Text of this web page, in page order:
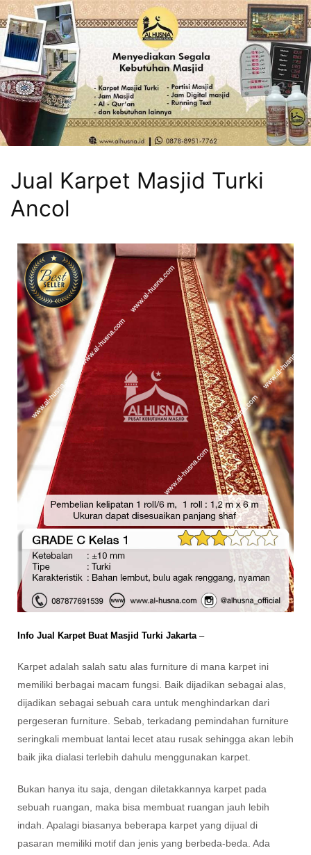
Jual Karpet Masjid Turki
Ancol
Info Jual Karpet Buat Masjid Turki Jakarta–
Karpet adalah salah satu alas furniture di mana karpet ini
memiliki berbagai macam fungsi. Baik dijadikan sebagai alas,
dijadikan sebagai sebuah cara untuk menghindarkan dari
pergeseran furniture. Sebab, terkadang pemindahan furniture
seringkali membuat lantai lecet atau rusak sehingga akan lebih
baik jika dialasi terlebih dahulu menggunakan karpet.
Bukan hanya itu saja, dengan diletakkannya karpet pada
sebuah ruangan, maka bisa membuat ruangan jauh lebih
indah. Apalagi biasanya beberapa karpet yang dijual di
pasaran memiliki motif dan jenis yang berbeda-beda. Ada